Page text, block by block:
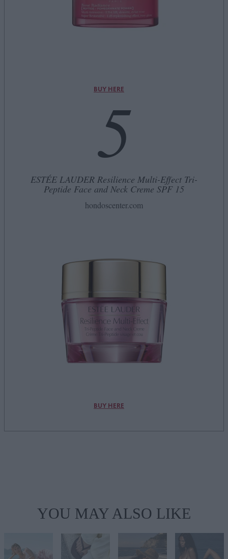
BUY HERE
5
ESTÉE LAUDER Resilience Multi-Effect Tri-
Peptide Face and Neck Creme SPF 15
hondoscenter.com
BUY HERE
YOU MAY ALSO LIKE